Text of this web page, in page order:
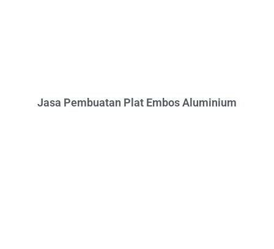
Jasa Pembuatan Plat Embos Aluminium